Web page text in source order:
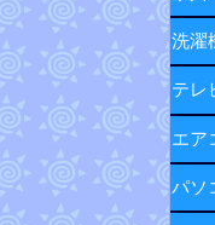
洗濯
テレ
エア
パソ